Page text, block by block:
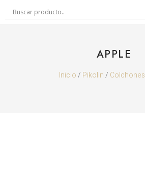
APPLE
Inicio/ Pikolin/ Colchones